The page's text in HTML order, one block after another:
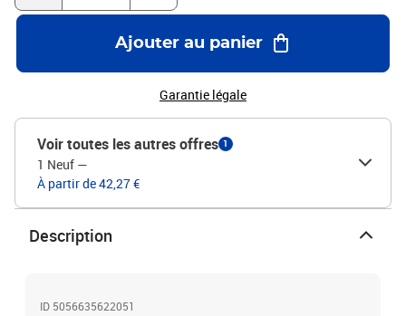
Ajouter au panier
Garantie légale
Voir toutes les autres offres 1
1 Neuf —
À partir de 42,27 €
Description
ID 5056635622051